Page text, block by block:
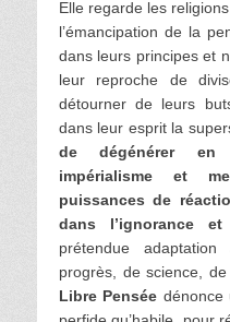
Elle regarde les
l’émancipation de la
dans leurs principes et
leur reproche de
détourner de leurs
dans leur esprit la
de dégénérer en
impérialisme et
puissances de
dans l’ignorance
prétendue
progrès, de science,
Libre Pensée dénonce